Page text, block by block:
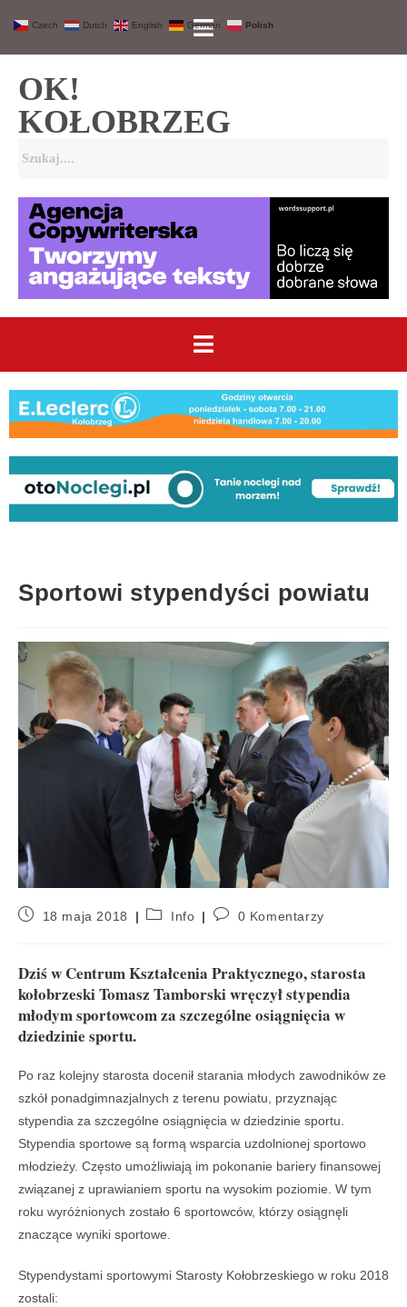
OK!
KOŁOBRZEG
Sportowi stypendyści powiatu
18 maja 2018 Info 0 Komentarzy
Dziś w Centrum Kształcenia Praktycznego, starosta
kołobrzeski Tomasz Tamborski wręczył stypendia
młodym sportowcom za szczególne osiągnięcia w
dziedzinie sportu.
Po raz kolejny starosta docenił starania młodych zawodników ze
szkół ponadgimnazjalnych z terenu powiatu, przyznając
stypendia za szczególne osiągnięcia w dziedzinie sportu.
Stypendia sportowe są formą wsparcia uzdolnionej sportowo
młodzieży. Często umożliwiają im pokonanie bariery finansowej
związanej z uprawianiem sportu na wysokim poziomie. W tym
roku wyróżnionych zostało 6 sportowców, którzy osiągnęli
znaczące wyniki sportowe.
Stypendystami sportowymi Starosty Kołobrzeskiego w roku 2018
zostali:
Czech Dutch English German Polish